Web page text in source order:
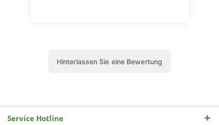
Service Hotline